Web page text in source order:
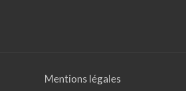
Mentions légales